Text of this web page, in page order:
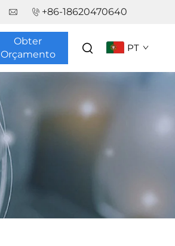
+86-18620470640
Obter
Orçamento
PT